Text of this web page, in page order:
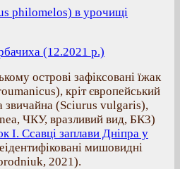
philomelos) в урочищі
(12.2021 р.)
острові зафіксовані їжак
кріт європейський
звичайна (Sciurus vulgaris),
ЧКУ, вразливий вид, БК3)
І. Ссавці заплави Дніпра у
мишовидні
2021).